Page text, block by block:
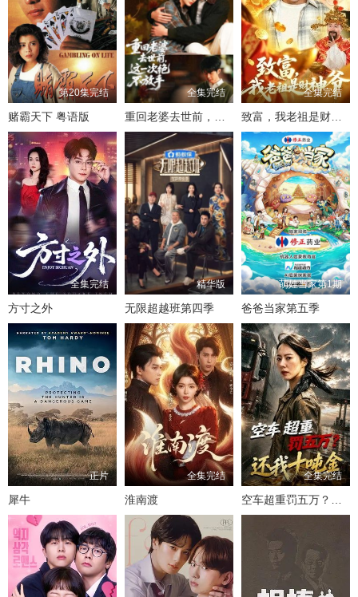
第20集完结
赌霸天下 粤语版
全集完结
重回老婆去世前，这一次绝不放手
全集完结
致富，我老祖是财神爷
全集完结
方寸之外
精华版
无限超越班第四季
萌娃当家第1期
爸爸当家第五季
正片
犀牛
全集完结
淮南渡
全集完结
空车超重罚五万？还我十吨金